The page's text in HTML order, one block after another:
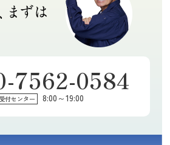
7562-0584
付センター 8:00～19:00